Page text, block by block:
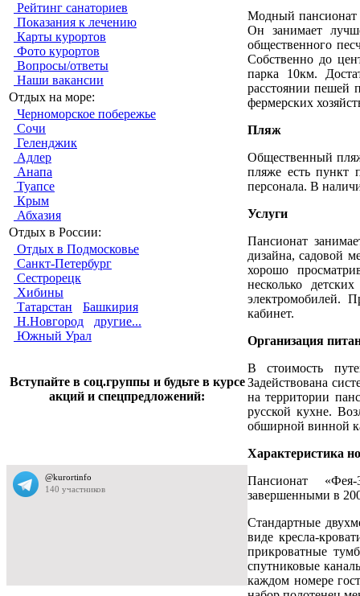
Рейтинг санаториев
Показания к лечению
Карты курортов
Фото курортов
Вопросы/ответы
Наши вакансии
Отдых на море:
Черноморское побережье
Сочи
Геленджик
Адлер
Анапа
Туапсе
Крым
Абхазия
Отдых в России:
Отдых в Подмосковье
Санкт-Петербург
Сестрорецк
Хибины
Татарстан
Башкирия
Н.Новгород
другие...
Южный Урал
Вступайте в соц.группы и будьте в курсе
акций и спецпредложений:
Модный пансионат
Он занимает
общественного
Собственно до
парка 10км.
расстоянии пешей
фермерских
Пляж
Общественный
пляже есть пункт
персонала. В
Услуги
Пансионат
дизайна, садовой
хорошо
несколько
электромобилей.
кабинет.
Организация
В стоимость
Задействована
на территории
русской кухне.
обширной винной
Характеристика
Пансионат
завершенными в
Стандартные
виде кресла-
прикроватные
спутниковые
каждом номере